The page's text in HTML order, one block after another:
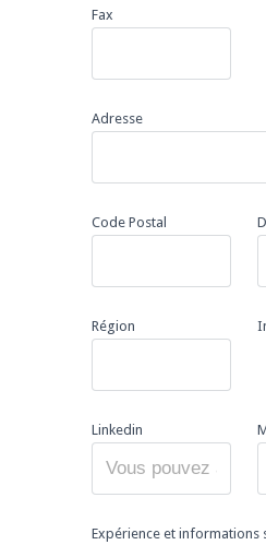
Fax
Adresse
Code Postal
Région
Linkedin
Expérience et informations